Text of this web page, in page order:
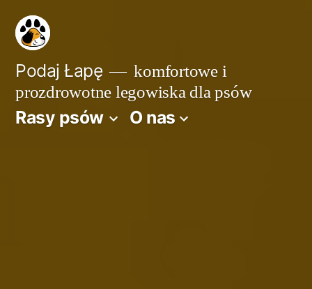
Przejdź
treściPodaj Łapę
komfortowe i
prozdrowotne legowiska dla psów
Rasy psów O nas